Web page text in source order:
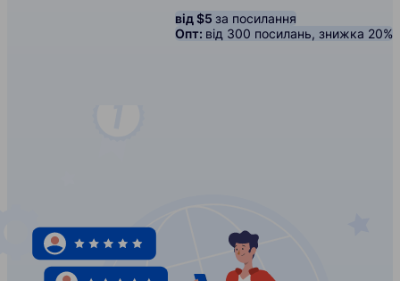
від $5 за посилання
Опт: від 300 посилань, знижка 20%